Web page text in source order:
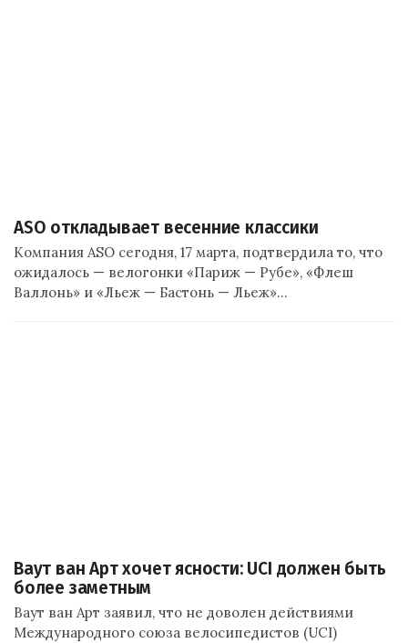
ASO откладывает весенние классики
Компания ASO сегодня, 17 марта, подтвердила то, что
ожидалось — велогонки «Париж — Рубе», «Флеш
Валлонь» и «Льеж — Бастонь — Льеж»…
Ваут ван Арт хочет ясности: UCI должен быть
более заметным
Ваут ван Арт заявил, что не доволен действиями
Международного союза велосипедистов (UCI)